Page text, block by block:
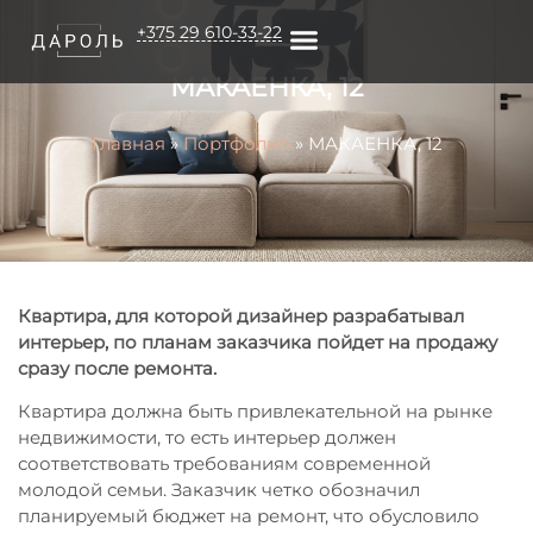
+375 29 610-33-22
МАКАЕНКА, 12
Главная »Портфолио » МАКАЕНКА, 12
Квартира, для которой дизайнер разрабатывал
интерьер, по планам заказчика пойдет на продажу
сразу после ремонта.
Квартира должна быть привлекательной на рынке
недвижимости, то есть интерьер должен
соответствовать требованиям современной
молодой семьи. Заказчик четко обозначил
планируемый бюджет на ремонт, что обусловило